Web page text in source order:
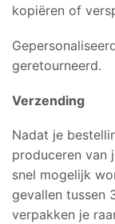
kopiëren of
geretourneerd.
Verzending
Nadat je
produceren van
snel mogelijk
gevallen tussen
verpakken je